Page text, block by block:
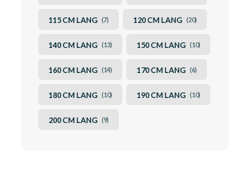
115 CM LANG (7) 120 CM LANG (20)
140 CM LANG (13) 150 CM LANG (10)
160 CM LANG (14) 170 CM LANG (6)
180 CM LANG (10) 190 CM LANG (10)
200 CM LANG (9)